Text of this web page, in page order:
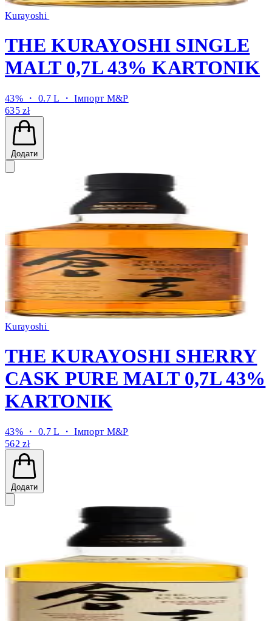
Kurayoshi
THE KURAYOSHI SINGLE
MALT 0,7L 43% KARTONIK
43% ・ 0.7 L ・Імпорт M&P
635 zł
Додати
Kurayoshi
THE KURAYOSHI SHERRY
CASK PURE MALT 0,7L 43%
KARTONIK
43% ・ 0.7 L ・Імпорт M&P
562 zł
Додати